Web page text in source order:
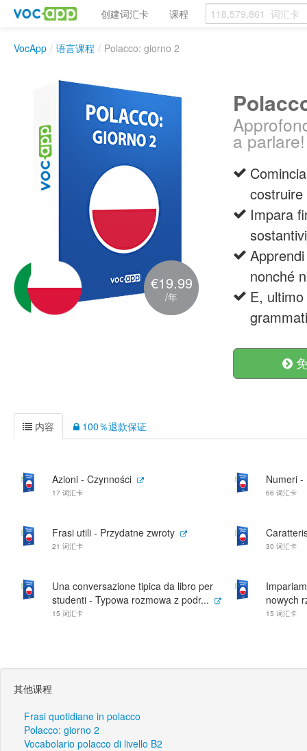
创建词汇卡 课程
VocApp / 语言课程 / Polacco: giorno 2
€19.99
/年
a parlare!
Impara
nonché
E,
内容 100％退款保证
Azioni - Czynności
17 词汇卡
Numeri -
66 词汇卡
Frasi utili - Przydatne zwroty
21 词汇卡 30 词汇卡
Una conversazione tipica da libro per
studenti - Typowa rozmowa z podr...
15 词汇卡
nowych
15 词汇卡
其他课程
Frasi quotidiane in polacco
Polacco: giorno 2
Vocabolario polacco di livello B2